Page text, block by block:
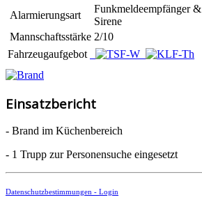
Alarmierungsart
Funkmeldeempfänger &
Sirene
Mannschaftsstärke 2/10
Fahrzeugaufgebot
Einsatzbericht
- Brand im Küchenbereich
- 1 Trupp zur Personensuche eingesetzt
Datenschutzbestimmungen - Login